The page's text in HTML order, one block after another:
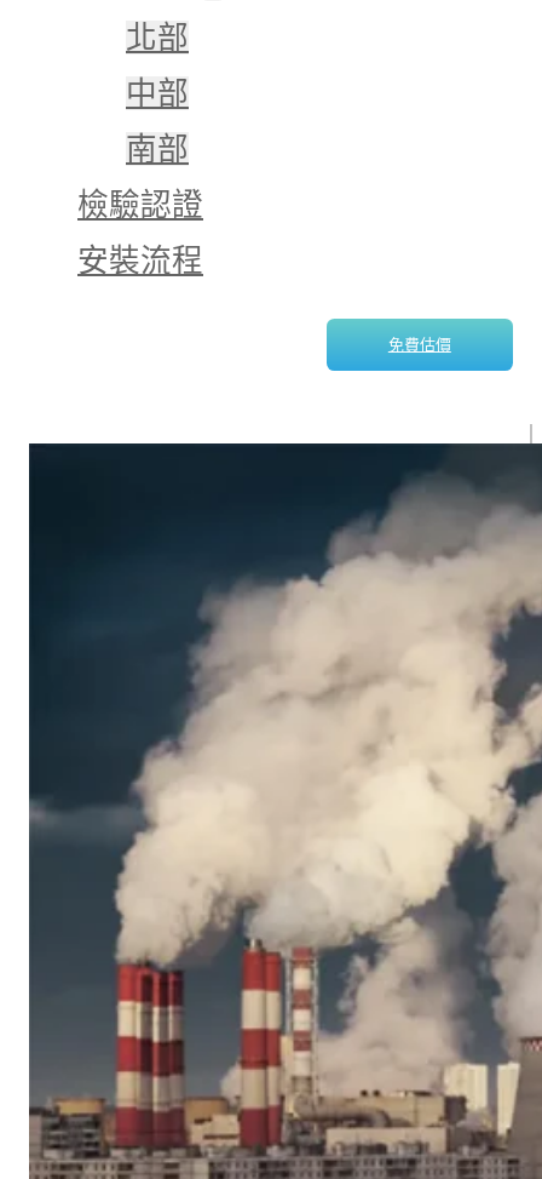
北部
中部
南部
檢驗認證
安裝流程
免費估價